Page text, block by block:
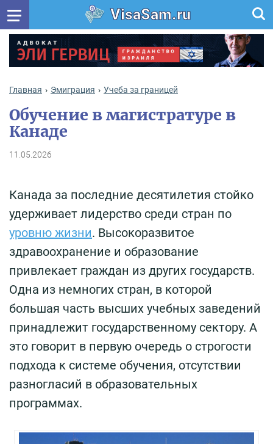
VisaSam.ru
Главная Эмиграция Учеба за границей
Обучение в магистратуре в
Канаде
11.05.2026
Канада за последние десятилетия стойко
удерживает лидерство среди стран по
уровню жизни. Высокоразвитое
здравоохранение и образование
привлекает граждан из других государств.
Одна из немногих стран, в которой
большая часть высших учебных заведений
принадлежит государственному сектору. А
это говорит в первую очередь о строгости
подхода к системе обучения, отсутствии
разногласий в образовательных
программах.